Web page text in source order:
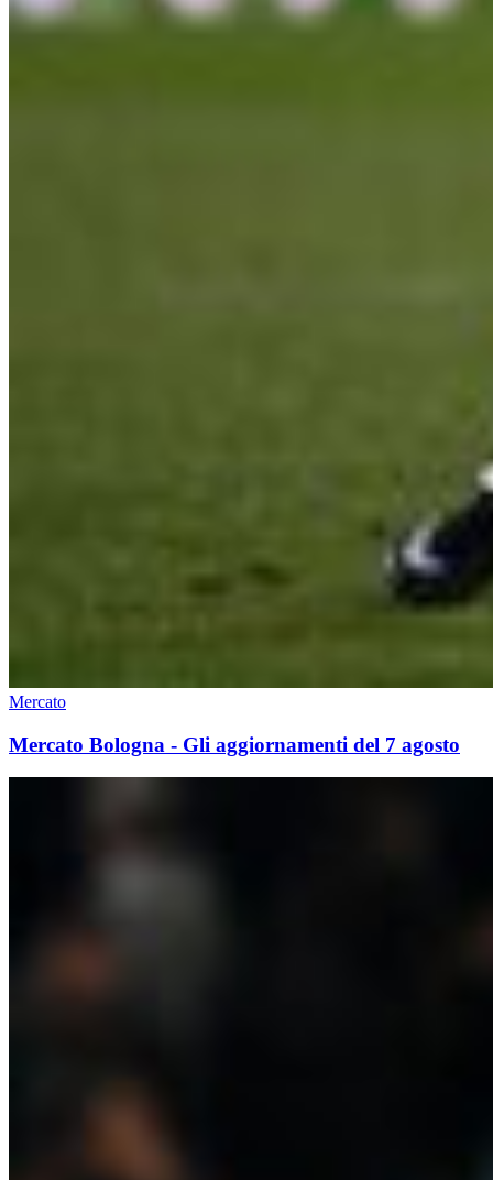
Mercato
Mercato Bologna - Gli aggiornamenti del 7 agosto